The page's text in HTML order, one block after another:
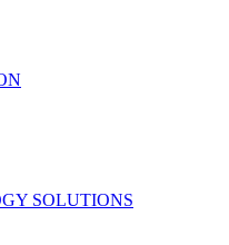
SOLUTIONS